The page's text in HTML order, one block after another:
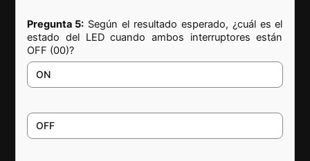
Pregunta 5: Según el resultado esperado, ¿cuál es el
estado del LED cuando ambos interruptores están
OFF (00)?
ON
OFF